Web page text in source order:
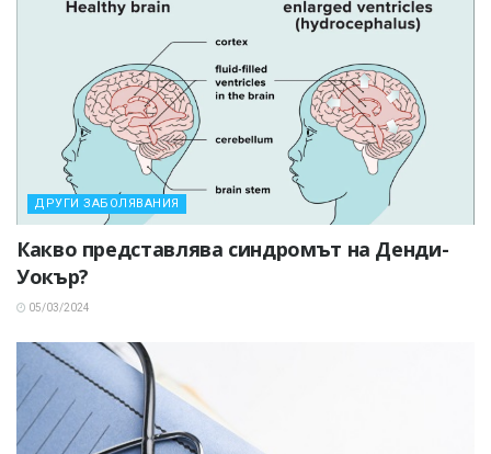
ДРУГИ ЗАБОЛЯВАНИЯ
Какво представлява синдромът на Денди-
Уокър?
05/03/2024